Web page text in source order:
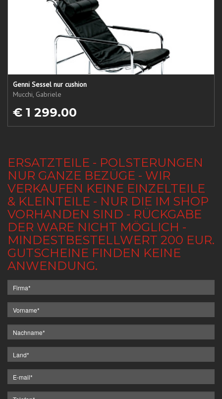
Genni Sessel nur cushion
Mucchi, Gabriele
€ 1 299.00
ERSATZTEILE - POLSTERUNGEN
NUR GANZE BEZÜGE - WIR
VERKAUFEN KEINE EINZELTEILE
& KLEINTEILE - NUR DIE IM SHOP
VORHANDEN SIND - RÜCKGABE
DER WARE NICHT MÖGLICH -
MINDESTBESTELLWERT 200 EUR.
GUTSCHEINE FINDEN KEINE
ANWENDUNG.